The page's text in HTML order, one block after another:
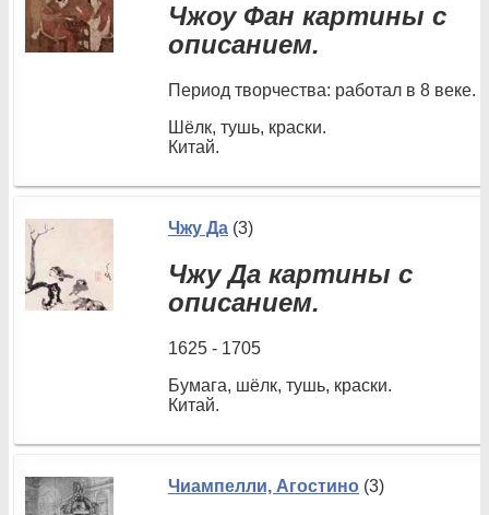
Чжоу Фан картины с
описанием.
Период творчества: работал в 8 веке.
Шёлк, тушь, краски.
Китай.
Чжу Да (3)
Чжу Да картины с
описанием.
1625 - 1705
Бумага, шёлк, тушь, краски.
Китай.
Чиампелли, Агостино (3)